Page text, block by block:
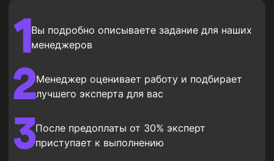
Вы подробно описываете задание для наших
менеджеров
Менеджер оценивает работу и подбирает
лучшего эксперта для вас
После предоплаты от 30% эксперт
приступает к выполнению